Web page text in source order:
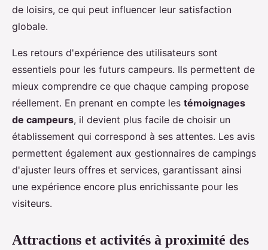
de loisirs, ce qui peut influencer leur satisfaction
globale.
Les retours d'expérience des utilisateurs sont
essentiels pour les futurs campeurs. Ils permettent de
mieux comprendre ce que chaque camping propose
réellement. En prenant en compte les témoignages
de campeurs, il devient plus facile de choisir un
établissement qui correspond à ses attentes. Les avis
permettent également aux gestionnaires de campings
d'ajuster leurs offres et services, garantissant ainsi
une expérience encore plus enrichissante pour les
visiteurs.
Attractions et activités à proximité des